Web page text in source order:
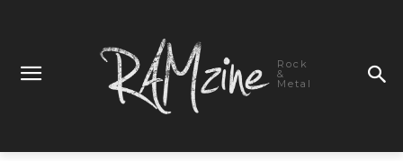
Rock
&
Metal